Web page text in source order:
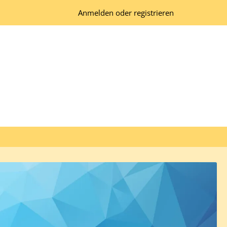
Anmelden oder registrieren